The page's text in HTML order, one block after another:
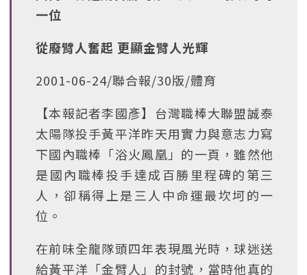
一位
從廢臂人奮起 更顯金臂人光輝
2001-06-24/聯合報/30版/體育
【本報記者李國彥】台灣職棒大聯盟誠泰
太陽隊投手黃平洋昨天用實力與意志力寫
下國內職棒「浴火鳳凰」的一頁，雖然他
是國內職棒投手達成百勝里程碑的第三
人，卻稱得上是三人中命運最坎坷的一
位。
在前味全龍隊頭四年表現風光時，球迷送
給黃平洋「金臂人」的封號，當時他真的